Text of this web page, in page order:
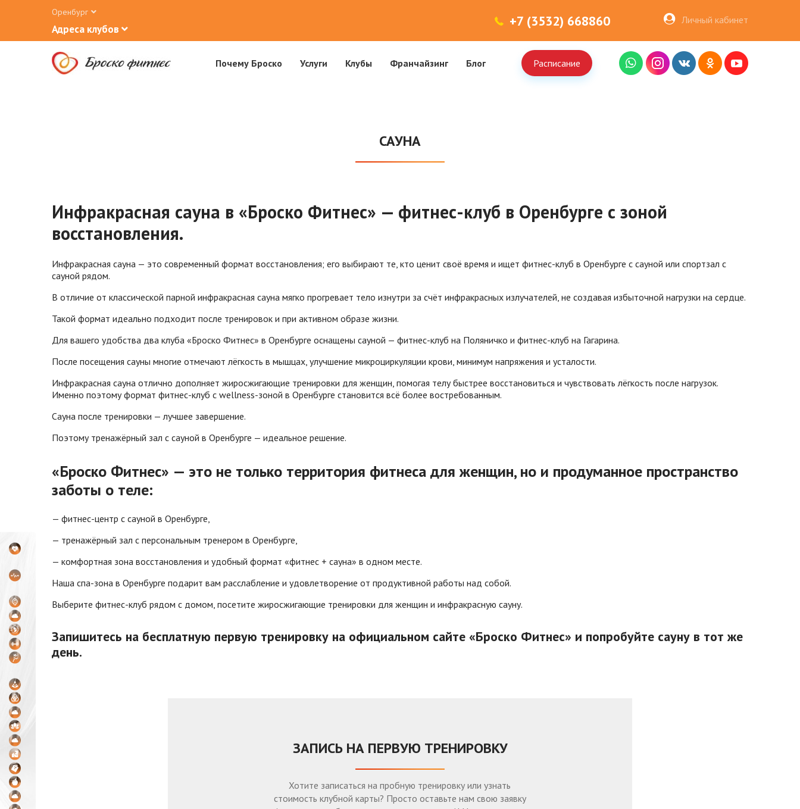
Оренбург
Адреса клубов
+7 (3532) 668860 Личный кабинет
Почему Броско Услуги Клубы Франчайзинг Блог Расписание
САУНА
Инфракрасная сауна в «Броско Фитнес» — фитнес-клуб в Оренбурге с зоной
восстановления.
Инфракрасная сауна — это современный формат восстановления; его выбирают те, кто ценит своё время и ищет фитнес-клуб в Оренбурге с сауной или спортзал с
сауной рядом.
В отличие от классической парной инфракрасная сауна мягко прогревает тело изнутри за счёт инфракрасных излучателей, не создавая избыточной нагрузки на сердце.
Такой формат идеально подходит после тренировок и при активном образе жизни.
Для вашего удобства два клуба «Броско Фитнес» в Оренбурге оснащены сауной — фитнес-клуб на Поляничко и фитнес-клуб на Гагарина.
После посещения сауны многие отмечают лёгкость в мышцах, улучшение микроциркуляции крови, минимум напряжения и усталости.
Инфракрасная сауна отлично дополняет жиросжигающие тренировки для женщин, помогая телу быстрее восстановиться и чувствовать лёгкость после нагрузок.
Именно поэтому формат фитнес-клуб с wellness-зоной в Оренбурге становится всё более востребованным.
Сауна после тренировки — лучшее завершение.
Поэтому тренажёрный зал с сауной в Оренбурге — идеальное решение.
«Броско Фитнес» — это не только территория фитнеса для женщин, но и продуманное пространство
заботы о теле:
— фитнес-центр с сауной в Оренбурге,
— тренажёрный зал с персональным тренером в Оренбурге,
— комфортная зона восстановления и удобный формат «фитнес + сауна» в одном месте.
Наша спа-зона в Оренбурге подарит вам расслабление и удовлетворение от продуктивной работы над собой.
Выберите фитнес-клуб рядом с домом, посетите жиросжигающие тренировки для женщин и инфракрасную сауну.
Запишитесь на бесплатную первую тренировку на официальном сайте «Броско Фитнес» и попробуйте сауну в тот же
день.
ЗАПИСЬ НА ПЕРВУЮ ТРЕНИРОВКУ
Хотите записаться на пробную тренировку или узнать
стоимость клубной карты? Просто оставьте нам свою заявку